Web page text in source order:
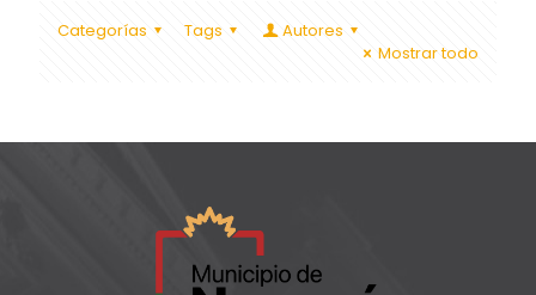
Categorías Tags
Autores
Mostrar todo